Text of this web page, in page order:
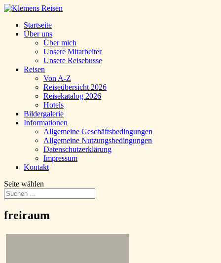
Startseite
Über uns
Über mich
Unsere Mitarbeiter
Unsere Reisebusse
Reisen
Von A-Z
Reiseübersicht 2026
Reisekatalog 2026
Hotels
Bildergalerie
Informationen
Allgemeine Geschäftsbedingungen
Allgemeine Nutzungsbedingungen
Datenschutzerklärung
Impressum
Kontakt
Seite wählen
freiraum